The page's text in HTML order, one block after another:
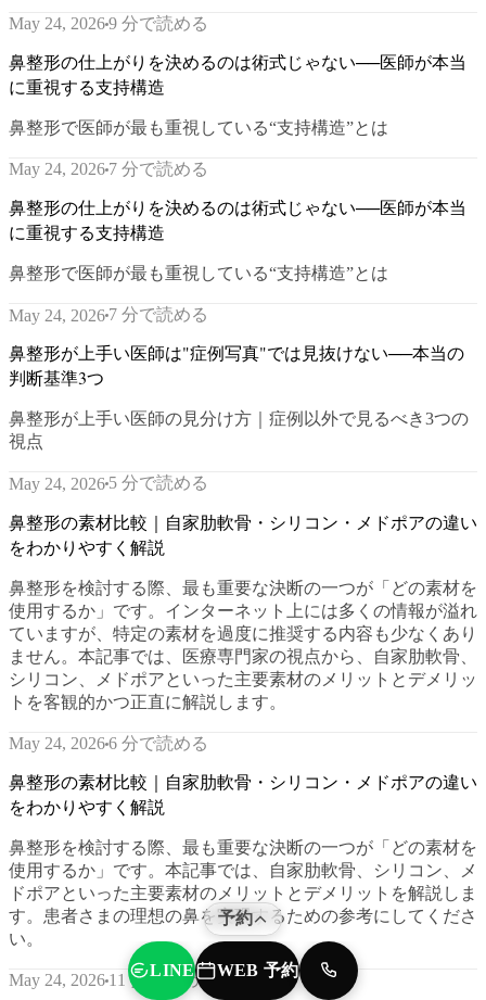
May 24, 20269 分で読める
鼻整形の仕上がりを決めるのは術式じゃない──医師が本当
に重視する支持構造
鼻整形で医師が最も重視している“支持構造”とは
May 24, 2026 7 分で読める
鼻整形の仕上がりを決めるのは術式じゃない──医師が本当
に重視する支持構造
鼻整形で医師が最も重視している“支持構造”とは
May 24, 2026 7 分で読める
鼻整形が上手い医師は"症例写真"では見抜けない──本当の
判断基準3つ
鼻整形が上手い医師の見分け方｜症例以外で見るべき3つの
視点
May 24, 2026 5 分で読める
鼻整形の素材比較｜自家肋軟骨・シリコン・メドポアの違い
をわかりやすく解説
鼻整形を検討する際、最も重要な決断の一つが「どの素材を
使用するか」です。インターネット上には多くの情報が溢れ
ていますが、特定の素材を過度に推奨する内容も少なくあり
ません。本記事では、医療専門家の視点から、自家肋軟骨、
シリコン、メドポアといった主要素材のメリットとデメリッ
トを客観的かつ正直に解説します。
May 24, 20266 分で読める
鼻整形の素材比較｜自家肋軟骨・シリコン・メドポアの違い
をわかりやすく解説
鼻整形を検討する際、最も重要な決断の一つが「どの素材を
使用するか」です。本記事では、自家肋軟骨、シリコン、メ
ドポアといった主要素材のメリットとデメリットを解説しま
す。患者さまの理想の鼻を実現するための参考にしてくださ
い。
May 24, 2026 11 分で読める
予約
LINE WEB 予約 TEL